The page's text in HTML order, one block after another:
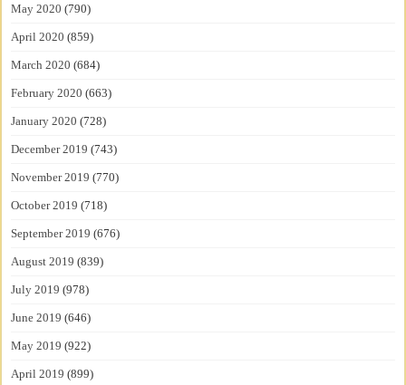
May 2020 (790)
April 2020 (859)
March 2020 (684)
February 2020 (663)
January 2020 (728)
December 2019 (743)
November 2019 (770)
October 2019 (718)
September 2019 (676)
August 2019 (839)
July 2019 (978)
June 2019 (646)
May 2019 (922)
April 2019 (899)